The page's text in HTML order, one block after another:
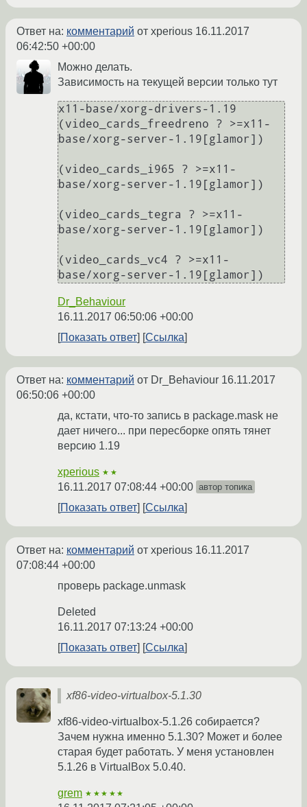
Ответ на: комментарий от xperious 16.11.2017
06:42:50 +00:00
Можно делать.
Зависимость на текущей версии только тут
x11-base/xorg-drivers-1.19
(video_cards_freedreno ? >=x11-
base/xorg-server-1.19[glamor])
(video_cards_i965 ? >=x11-
base/xorg-server-1.19[glamor])
(video_cards_tegra ? >=x11-
base/xorg-server-1.19[glamor])
(video_cards_vc4 ? >=x11-
Dr_Behaviour
16.11.2017 06:50:06 +00:00
Показать ответ
Ссылка
Ответ на: комментарий от Dr_Behaviour 16.11.2017
06:50:06 +00:00
да, кстати, что-то запись в package.mask не
дает ничего... при пересборке опять тянет
версию 1.19
xperious ★★
16.11.2017 07:08:44 +00:00 автор топика
Показать ответ Ссылка
Ответ на: комментарий от xperious 16.11.2017
07:08:44 +00:00
проверь package.unmask
Deleted
16.11.2017 07:13:24 +00:00
Показать ответ
Ссылка
xf86-video-virtualbox-5.1.30
xf86-video-virtualbox-5.1.26 собирается?
Зачем нужна именно 5.1.30? Может и более
старая будет работать. У меня установлен
5.1.26 в VirtualBox 5.0.40.
grem ★★★★★